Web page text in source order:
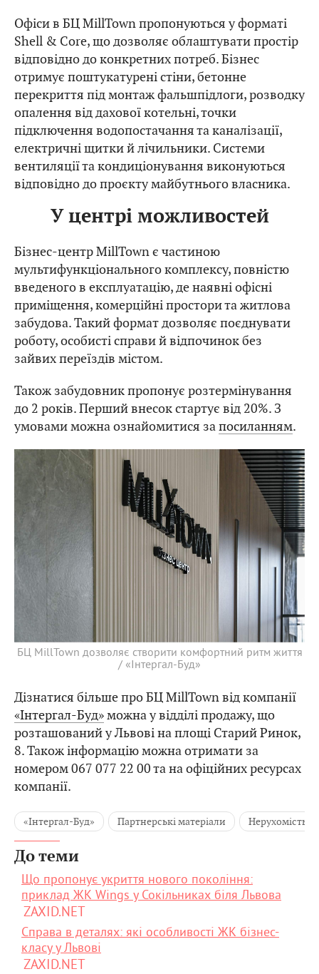
Офіси в БЦ MillTown пропонуються у форматі
Shell & Core, що дозволяє облаштувати простір
відповідно до конкретних потреб. Бізнес
отримує поштукатурені стіни, бетонне
перекриття під монтаж фальшпідлоги, розводку
опалення від дахової котельні, точки
підключення водопостачання та каналізації,
електричні щитки й лічильники. Системи
вентиляції та кондиціонування виконуються
відповідно до проєкту майбутнього власника.
У центрі можливостей
Бізнес-центр MillTown є частиною
мультифункціонального комплексу, повністю
введеного в експлуатацію, де наявні офісні
приміщення, комерційні простори та житлова
забудова. Такий формат дозволяє поєднувати
роботу, особисті справи й відпочинок без
зайвих переїздів містом.
Також забудовник пропонує розтермінування
до 2 років. Перший внесок стартує від 20%. З
умовами можна ознайомитися за посиланням.
БЦ MillTown дозволяє створити комфортний ритм життя
/ «Інтергал-Буд»
Дізнатися більше про БЦ MillTown від компанії
«Інтергал-Буд»можна у відділі продажу, що
розташований у Львові на площі Старий Ринок,
8. Також інформацію можна отримати за
номером 067 077 22 00 та на офіційних ресурсах
компанії.
«Інтергал-Буд» Партнерські матеріали Нерухомість
До теми
Що пропонує укриття нового покоління:
приклад ЖК Wings у Сокільниках біля Львова
ZAXID.NET
Справа в деталях: які особливості ЖК бізнес-
класу у Львові
ZAXID.NET